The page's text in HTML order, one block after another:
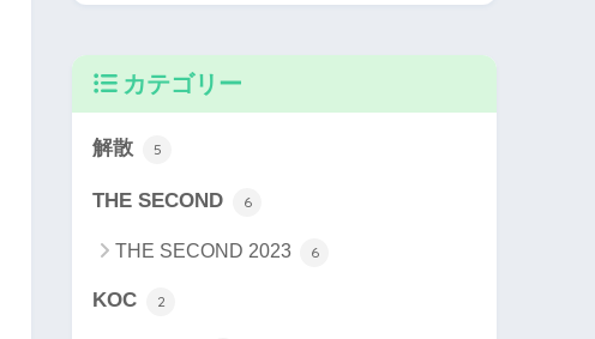
カテゴリー
解散 5
THE SECOND 6
THE SECOND 2023 6
KOC 2